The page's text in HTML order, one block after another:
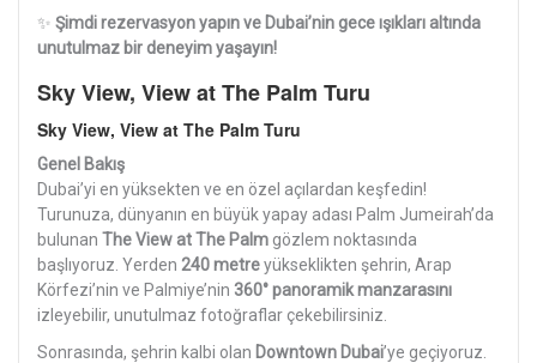
✨ Şimdi rezervasyon yapın ve Dubai’nin gece ışıkları altında
unutulmaz bir deneyim yaşayın!
Sky View, View at The Palm Turu
Sky View, View at The Palm Turu
Genel Bakış
Dubai’yi en yüksekten ve en özel açılardan keşfedin!
Turunuza, dünyanın en büyük yapay adası Palm Jumeirah’da
bulunan The View at The Palm gözlem noktasında
başlıyoruz. Yerden 240 metreyükseklikten şehrin, Arap
Körfezi’nin ve Palmiye’nin 360° panoramik manzarasını
izleyebilir, unutulmaz fotoğraflar çekebilirsiniz.
Sonrasında, şehrin kalbi olan Downtown Dubai’ye geçiyoruz.